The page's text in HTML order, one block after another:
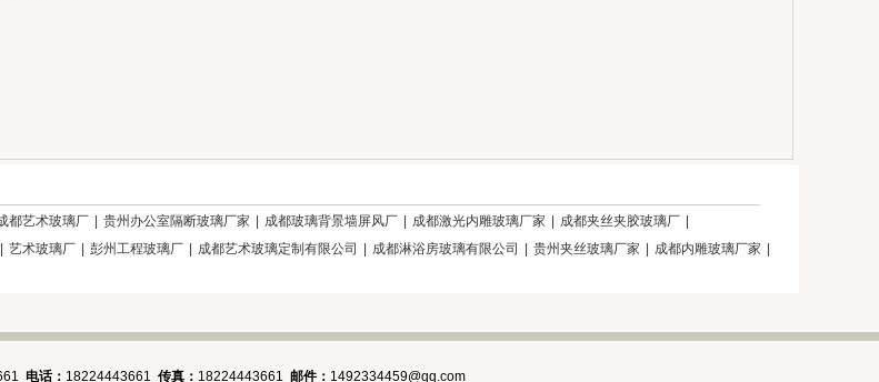
都艺术玻璃厂 贵州办公室隔断玻璃厂家 成都玻璃背景墙屏风厂 成都激光内雕玻璃厂家 成都夹丝夹胶玻璃厂
艺术玻璃厂 彭州工程玻璃厂 成都艺术玻璃定制有限公司 成都淋浴房玻璃有限公司 贵州夹丝玻璃厂家 成都内雕玻璃厂家
电话： 18224443661 传真： 18224443661 邮件： 1492334459@qq.com